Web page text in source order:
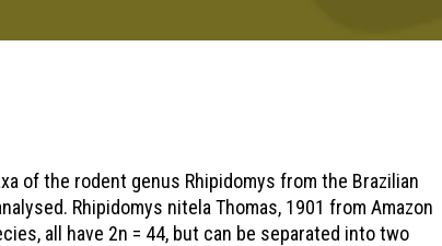
of the rodent genus Rhipidomys from the Brazilian
Rhipidomys nitela Thomas, 1901 from Amazon
all have 2n = 44, but can be separated into two